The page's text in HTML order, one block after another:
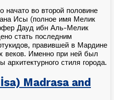
начато во второй половине
Исы (полное имя Мелик
Дауд ибн Аль-Мелик
стать последним
правившей в Мардине
веков. Именно при ней был
стиля города.